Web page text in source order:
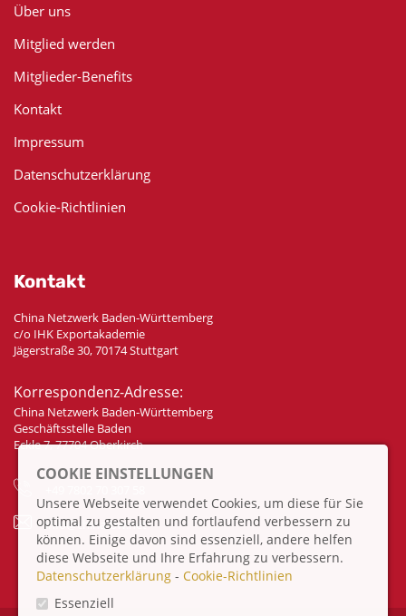
Über uns
Mitglied werden
Mitglieder-Benefits
Kontakt
Impressum
Datenschutzerklärung
Cookie-Richtlinien
Kontakt
China Netzwerk Baden-Württemberg
c/o IHK Exportakademie
Jägerstraße 30, 70174 Stuttgart
Korrespondenz-Adresse:
China Netzwerk Baden-Württemberg
Geschäftsstelle Baden
Eckle 7, 77704 Oberkirch
info@china-bw.net
COOKIE EINSTELLUNGEN
Unsere Webseite verwendet Cookies, um diese für Sie
optimal zu gestalten und fortlaufend verbessern zu
können. Einige davon sind essenziell, andere helfen
diese Webseite und Ihre Erfahrung zu verbessern.
Datenschutzerklärung - Cookie-Richtlinien
Essenziell